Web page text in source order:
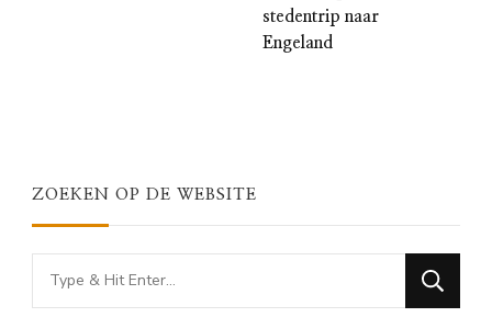
stedentrip naar
Engeland
ZOEKEN OP DE WEBSITE
Looking
for